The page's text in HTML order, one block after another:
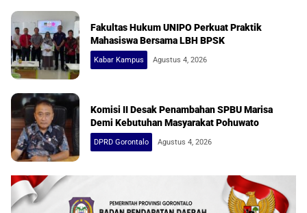
Fakultas Hukum UNIPO Perkuat Praktik
Mahasiswa Bersama LBH BPSK
Kabar Kampus Agustus 4, 2026
Komisi II Desak Penambahan SPBU Marisa
Demi Kebutuhan Masyarakat Pohuwato
DPRD Gorontalo Agustus 4, 2026